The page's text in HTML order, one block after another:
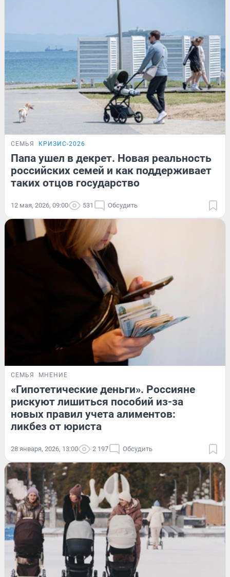
СЕМЬЯ КРИЗИС-2026
Папа ушел в декрет. Новая реальность
российских семей и как поддерживает
таких отцов государство
12 мая, 2026, 09:00 531 Обсудить
СЕМЬЯ МНЕНИЕ
«Гипотетические деньги». Россияне
рискуют лишиться пособий из-за
новых правил учета алиментов:
ликбез от юриста
28 января, 2026, 13:00 2 197 Обсудить